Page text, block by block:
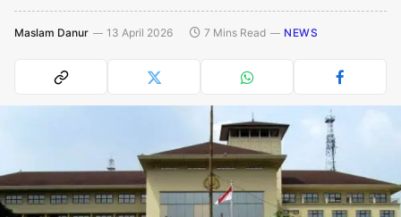
Maslam Danur 13 April 2026 7 Mins Read NEWS